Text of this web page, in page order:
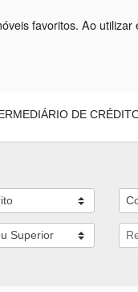
favoritos. Ao
DE